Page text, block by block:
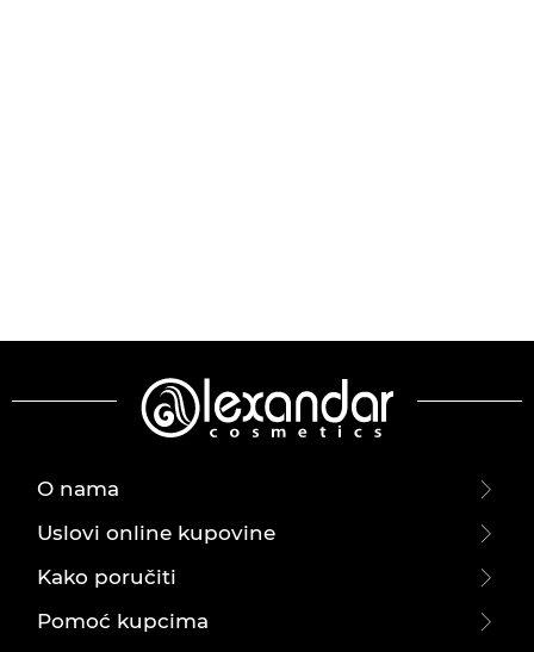
O nama
Uslovi online kupovine
Kako poručiti
Pomoć kupcima